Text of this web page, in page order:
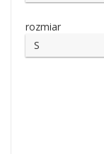
rozmiar
S